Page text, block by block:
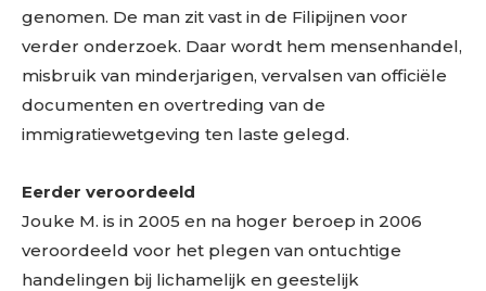
genomen. De man zit vast in de Filipijnen voor
verder onderzoek. Daar wordt hem mensenhandel,
misbruik van minderjarigen, vervalsen van officiële
documenten en overtreding van de
immigratiewetgeving ten laste gelegd.
Eerder veroordeeld
Jouke M. is in 2005 en na hoger beroep in 2006
veroordeeld voor het plegen van ontuchtige
handelingen bij lichamelijk en geestelijk